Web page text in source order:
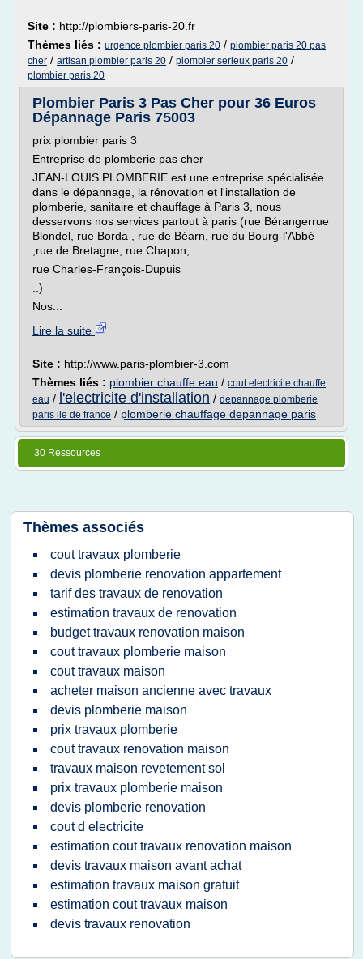
Site : http://plombiers-paris-20.fr
Thèmes liés : urgence plombier paris 20 / plombier paris 20 pas
cher / artisan plombier paris 20 / plombier serieux paris 20 /
plombier paris 20
Plombier Paris 3 Pas Cher pour 36 Euros
Dépannage Paris 75003
prix plombier paris 3
Entreprise de plomberie pas cher
JEAN-LOUIS PLOMBERIE est une entreprise spécialisée
dans le dépannage, la rénovation et l'installation de
plomberie, sanitaire et chauffage à Paris 3, nous
desservons nos services partout à paris (rue Bérangerrue
Blondel, rue Borda , rue de Béarn, rue du Bourg-l'Abbé
,rue de Bretagne, rue Chapon,
rue Charles-François-Dupuis
..)
Nos...
Lire la suite
Site : http://www.paris-plombier-3.com
Thèmes liés : plombier chauffe eau / cout electricite chauffe
eau / l'electricite d'installation / depannage plomberie
paris ile de france / plomberie chauffage depannage paris
30 Ressources
Thèmes associés
cout travaux plomberie
devis plomberie renovation appartement
tarif des travaux de renovation
estimation travaux de renovation
budget travaux renovation maison
cout travaux plomberie maison
cout travaux maison
acheter maison ancienne avec travaux
devis plomberie maison
prix travaux plomberie
cout travaux renovation maison
travaux maison revetement sol
prix travaux plomberie maison
devis plomberie renovation
cout d electricite
estimation cout travaux renovation maison
devis travaux maison avant achat
estimation travaux maison gratuit
estimation cout travaux maison
devis travaux renovation